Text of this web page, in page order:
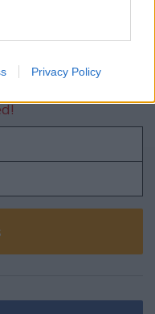
storage
Privacy Policy